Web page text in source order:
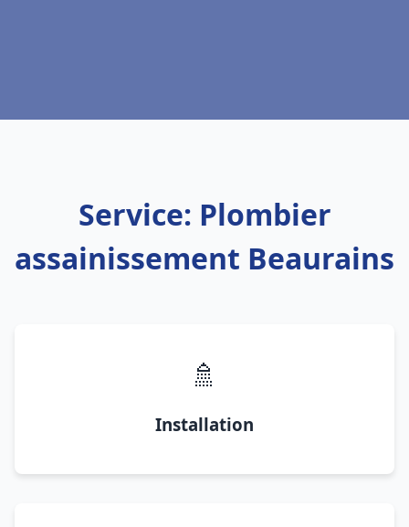
Service: Plombier
assainissement Beaurains
🚿
Installation